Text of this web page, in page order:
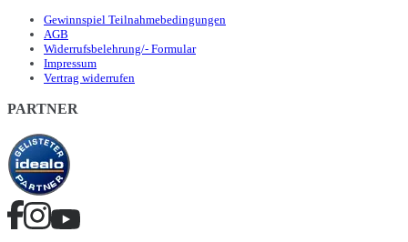
Gewinnspiel Teilnahmebedingungen
AGB
Widerrufsbelehrung/- Formular
Impressum
Vertrag widerrufen
PARTNER